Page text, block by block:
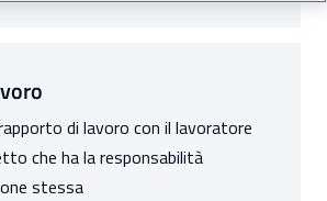
di lavoro con il lavoratore
che ha la responsabilità
stessa